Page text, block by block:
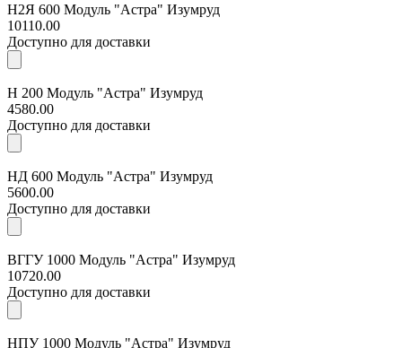
Н2Я 600 Модуль "Астра" Изумруд
10110.00
Доступно для доставки
Н 200 Модуль "Астра" Изумруд
4580.00
Доступно для доставки
НД 600 Модуль "Астра" Изумруд
5600.00
Доступно для доставки
ВГГУ 1000 Модуль "Астра" Изумруд
10720.00
Доступно для доставки
НПУ 1000 Модуль "Астра" Изумруд